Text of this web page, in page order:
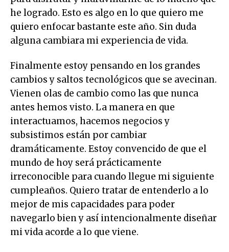
he logrado. Esto es algo en lo que quiero me
quiero enfocar bastante este año. Sin duda
alguna cambiara mi experiencia de vida.
Finalmente estoy pensando en los grandes
cambios y saltos tecnológicos que se avecinan.
Vienen olas de cambio como las que nunca
antes hemos visto. La manera en que
interactuamos, hacemos negocios y
subsistimos están por cambiar
dramáticamente. Estoy convencido de que el
mundo de hoy será prácticamente
irreconocible para cuando llegue mi siguiente
cumpleaños. Quiero tratar de entenderlo a lo
mejor de mis capacidades para poder
navegarlo bien y así intencionalmente diseñar
mi vida acorde a lo que viene.